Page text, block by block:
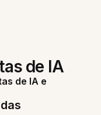
de IA
de IA e